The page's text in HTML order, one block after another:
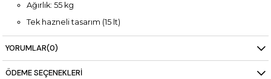
Ağırlık: 55 kg
Tek hazneli tasarım (15 lt)
V tip hazne
Paslanmaz çelik gövde
YORUMLAR(0)
ÖDEME SEÇENEKLERI